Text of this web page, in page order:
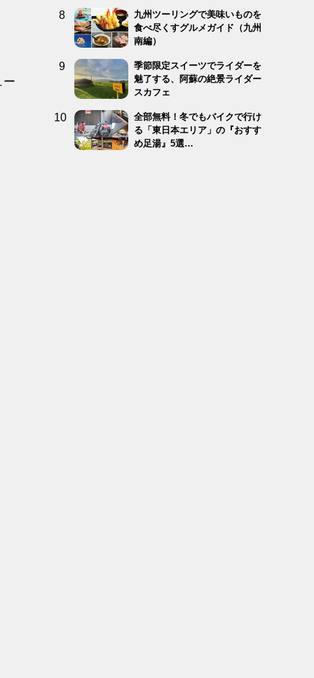
ー
九州ツーリングで美味いものを
食べ尽くすグルメガイド（九州
南編）
季節限定スイーツでライダーを
魅了する、阿蘇の絶景ライダー
スカフェ
全部無料！冬でもバイクで行け
る「東日本エリア」の『おすす
め足湯』5選…